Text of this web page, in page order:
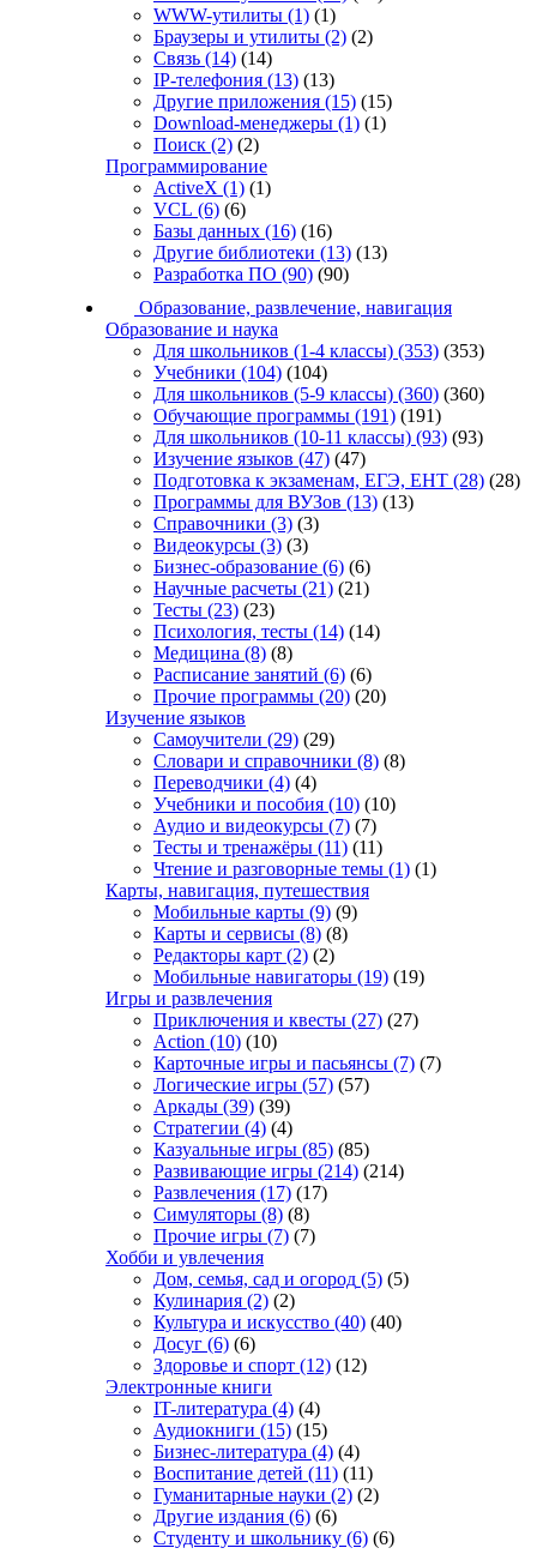
WWW-утилиты (1) (1)
Браузеры и утилиты (2) (2)
Связь (14) (14)
IP-телефония (13) (13)
Другие приложения (15) (15)
Download-менеджеры (1) (1)
Поиск (2) (2)
Программирование
ActiveX (1) (1)
VCL (6) (6)
Базы данных (16) (16)
Другие библиотеки (13) (13)
Разработка ПО (90) (90)
Образование, развлечение, навигация
Образование и наука
Для школьников (1-4 классы) (353) (353)
Учебники (104) (104)
Для школьников (5-9 классы) (360) (360)
Обучающие программы (191) (191)
Для школьников (10-11 классы) (93) (93)
Изучение языков (47) (47)
Подготовка к экзаменам, ЕГЭ, ЕНТ (28) (28)
Программы для ВУЗов (13) (13)
Справочники (3) (3)
Видеокурсы (3) (3)
Бизнес-образование (6) (6)
Научные расчеты (21) (21)
Тесты (23) (23)
Психология, тесты (14) (14)
Медицина (8) (8)
Расписание занятий (6) (6)
Прочие программы (20) (20)
Изучение языков
Самоучители (29) (29)
Словари и справочники (8) (8)
Переводчики (4) (4)
Учебники и пособия (10) (10)
Аудио и видеокурсы (7) (7)
Тесты и тренажёры (11) (11)
Чтение и разговорные темы (1) (1)
Карты, навигация, путешествия
Мобильные карты (9) (9)
Карты и сервисы (8) (8)
Редакторы карт (2) (2)
Мобильные навигаторы (19) (19)
Игры и развлечения
Приключения и квесты (27) (27)
Action (10) (10)
Карточные игры и пасьянсы (7) (7)
Логические игры (57) (57)
Аркады (39) (39)
Стратегии (4) (4)
Казуальные игры (85) (85)
Развивающие игры (214) (214)
Развлечения (17) (17)
Симуляторы (8) (8)
Прочие игры (7) (7)
Хобби и увлечения
Дом, семья, сад и огород (5) (5)
Кулинария (2) (2)
Культура и искусство (40) (40)
Досуг (6) (6)
Здоровье и спорт (12) (12)
Электронные книги
IT-литература (4) (4)
Аудиокниги (15) (15)
Бизнес-литература (4) (4)
Воспитание детей (11) (11)
Гуманитарные науки (2) (2)
Другие издания (6) (6)
Студенту и школьнику (6) (6)